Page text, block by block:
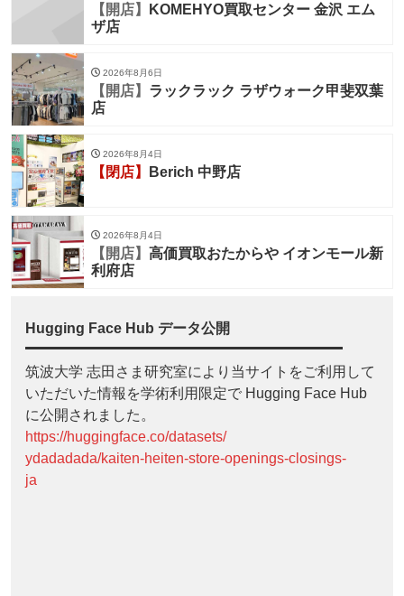
【開店】
KOMEHYO買取センター 金沢 エム
ザ店
2026年8月6日
【開店】 ラックラック ラザウォーク甲斐双葉
店
2026年8月4日
【閉店】 Berich 中野店
2026年8月4日
【開店】 高価買取おたからや イオンモール新
利府店
Hugging Face Hub データ公開
筑波大学 志田さま研究室により当サイトをご利用して
いただいた情報を学術利用限定で Hugging Face Hub
に公開されました。
https://huggingface.co/datasets/
ydadadada/kaiten-heiten-store-openings-closings-
ja